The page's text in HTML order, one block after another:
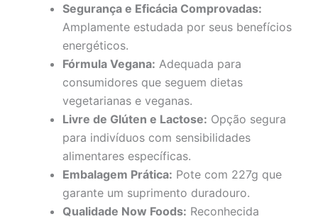
Segurança e Eficácia Comprovadas:
Amplamente estudada por seus benefícios
energéticos.
Fórmula Vegana: Adequada para
consumidores que seguem dietas
vegetarianas e veganas.
Livre de Glúten e Lactose: Opção segura
para indivíduos com sensibilidades
alimentares específicas.
Embalagem Prática: Pote com 227g que
garante um suprimento duradouro.
Qualidade Now Foods: Reconhecida